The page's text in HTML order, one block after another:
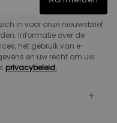
in voor onze nieuwsbrief.
Informatie over de
het gebruik van e-
en uw recht om uw
privacybeleid.